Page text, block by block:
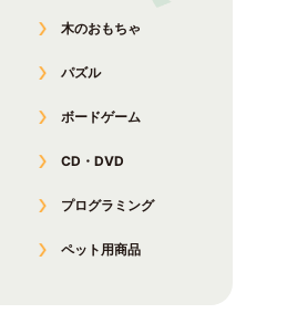
木のおもちゃ
パズル
ボードゲーム
CD・DVD
プログラミング
ペット用商品